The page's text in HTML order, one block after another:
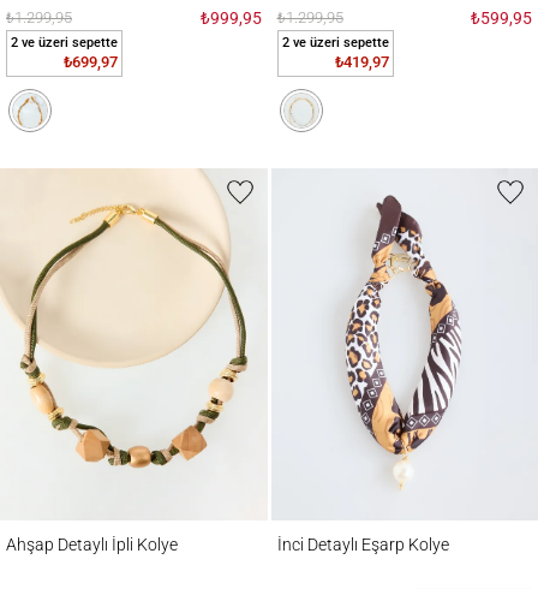
₺1.299,95 ₺999,95
2 ve üzeri sepette
₺699,97
₺1.299,95 ₺599,95
2 ve üzeri sepette
₺419,97
Ahşap Detaylı İpli Kolye İnci Detaylı Eşarp Kolye